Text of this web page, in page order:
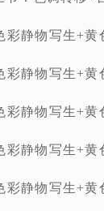
彩静物写生+
彩静物写生+
彩静物写生+
彩静物写生+
彩静物写生+